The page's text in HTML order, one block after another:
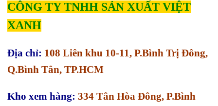
CÔNG TY TNHH SẢN XUẤT VIỆT
XANH
Địa chỉ: 108 Liên khu 10-11, P.Bình Trị Đông,
Q.Bình Tân, TP.HCM
Kho xem hàng: 334 Tân Hòa Đông, P.Bình